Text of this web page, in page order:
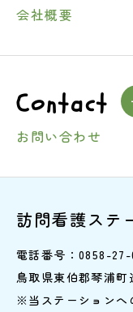
会社概要
Contact
お問い合わせ
訪問看護ステ
電話番号：0858-27-
鳥取県東伯郡琴浦
※当ステーションへ